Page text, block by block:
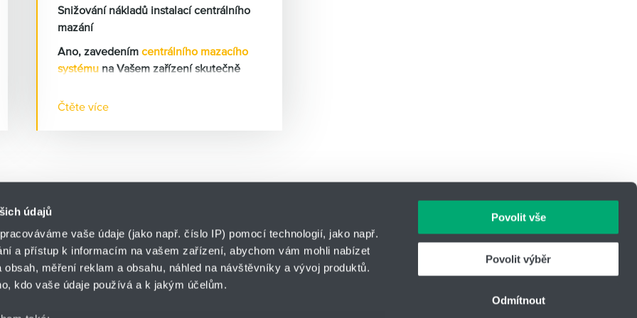
údajů
vaše údaje (jako např. číslo IP) pomocí technologií, jako např.
a přístup k informacím na vašem zařízení, abychom vám mohli nabízet
obsah, měření reklam a obsahu, náhled na návštěvníky a vývoj produktů.
kdo vaše údaje používá a k jakým účelům.
Povolit vše
Povolit výběr
Odmítnout
Snižování nákladů instalací centrálního
mazání
Ano, zavedením centrálního mazacího
systémuna Vašem zařízení skutečně
Váš zisk.
prostoje, jak zvýšit bezpečnost a
hygienu práce.
Čtěte více
o.z. CEMA-TECH
HENNLICH s.r.o.
Novoměstská 2682/21
IČO: 14869446
+420 566 630 524